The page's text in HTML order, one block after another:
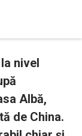
nivel
Albă,
de China.